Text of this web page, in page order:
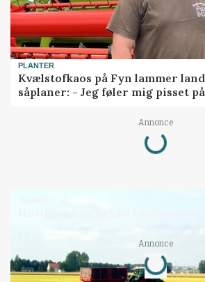
PLANTER
Kvælstofkaos på Fyn lammer
såplaner: - Jeg føler mig pisset på
Annonce
Loading...
Annonce
Loading...